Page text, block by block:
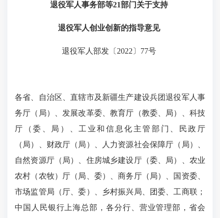
退役军人事务部等21部门关于支持
退役军人创业创新的指导意见
退役军人部发〔2022〕77号
各省、自治区、直辖市及新疆生产建设兵团退役军人事
务厅（局）、发展改革委、教育厅（教委、局）、科技
厅（委、局）、工业和信息化主管部门、民政厅
（局）、财政厅（局）、人力资源社会保障厅（局）、
自然资源厅（局）、住房城乡建设厅（委、局）、农业
农村（农牧）厅（局、委）、商务厅（局）、国资委、
市场监管局（厅、委）、乡村振兴局、团委、工商联；
中国人民银行上海总部，各分行、营业管理部，省会